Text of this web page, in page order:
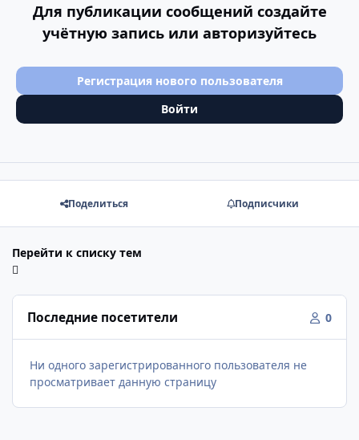
Для публикации сообщений создайте
учётную запись или авторизуйтесь
Регистрация нового пользователя
Войти
Поделиться Подписчики
Перейти к списку тем
Последние посетители 0
Ни одного зарегистрированного пользователя не
просматривает данную страницу